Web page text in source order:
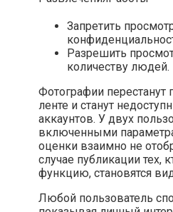
Запретить
Разрешить
количеству людей.
Фотографии перестанут
ленте и станут
аккаунтов. У двух
включенными
оценки взаимно не
случае публикации тех,
функцию, становятся
Любой пользователь